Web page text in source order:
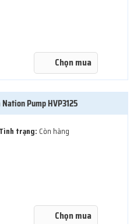
Chọn mua
Pump HVP3125
Tình trạng: Còn hàng
Chọn mua